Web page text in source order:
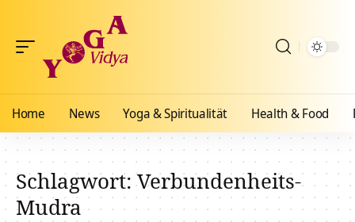
Home News Yoga & Spiritualität Health & Food
Schlagwort:Verbundenheits-
Mudra